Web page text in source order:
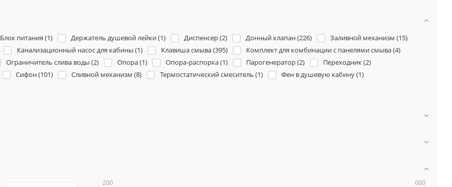
Блок питания (1) Держатель душевой лейки (1) Диспенсер (2) Донный клапан (226) Заливной механизм (15)
Канализационный насос для кабины (1) Клавиша смыва (395) Комплект для комбинации с панелями смыва (4)
Ограничитель слива воды (2) Опора (1) Опора-распорка (1) Парогенератор (2) Переходник (2)
Сифон (101) Сливной механизм (8) Термостатический смеситель (1) Фен в душевую кабину (1)
200 600